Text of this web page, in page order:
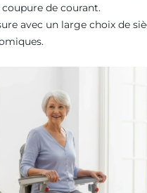
de courant.
avec un large choix de